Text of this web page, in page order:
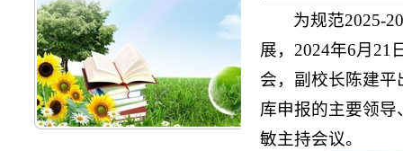
为规范2025-
展，2024年6月21
会，副校长陈建平
库申报的主要领
敏主持会议。